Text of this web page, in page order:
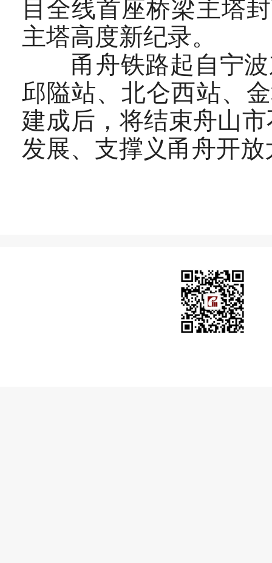
目全线首座桥梁主塔
主塔高度新纪录。
甬舟铁路起自宁波
邱隘站、北仑西站、
建成后，将结束舟山
发展、支撑义甬舟开